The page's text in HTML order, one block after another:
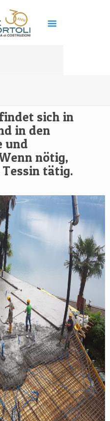
sich in
in den
und
nötig,
tätig.